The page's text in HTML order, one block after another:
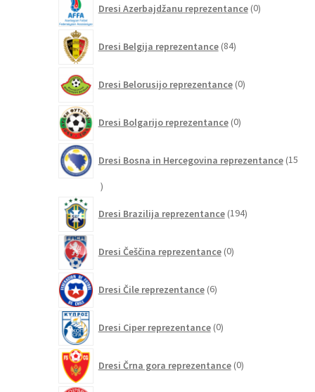
Dresi Azerbajdžanu reprezentance 0izdelkov
Dresi Belgija reprezentance 84izdelkov
Dresi Belorusijo reprezentance 0izdelkov
Dresi Bolgarijo reprezentance 0izdelkov
Dresi Bosna in Hercegovina reprezentance 15
15
Dresi Brazilija reprezentance 194izdelkov
Dresi Češčina reprezentance 0izdelkov
Dresi Čile reprezentance 6izdelkov
Dresi Ciper reprezentance 0izdelkov
Dresi Črna gora reprezentance 0izdelkov